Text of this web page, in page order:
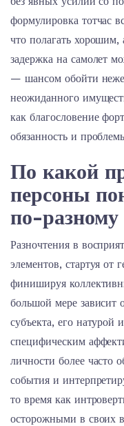
формулировка тотчас
что полагать
задержка на самолет
— шансом обойти
неожиданного
как благословение
обязанность и
По какой
персоны
по-разному
Разночтения в
элементов, стартуя от
финишируя
большой мере зависит
субъекта, его натурой
специфическим
личности более часто
события и
то время как
осторожными в своих